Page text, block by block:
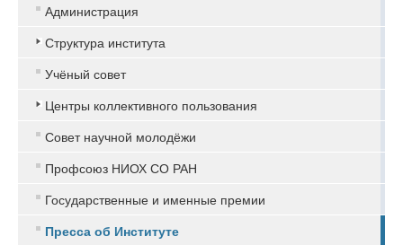
Администрация
Структура института
Учёный совет
Центры коллективного пользования
Совет научной молодёжи
Профсоюз НИОХ СО РАН
Государственные и именные премии
Пресса об Институте